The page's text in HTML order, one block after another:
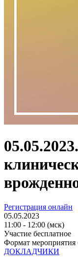
Регистрация онлайн
05.05.2023
11:00 - 12:00 (мск)
Участие бесплатное
Формат мероприятия
ДОКЛАДЧИКИ